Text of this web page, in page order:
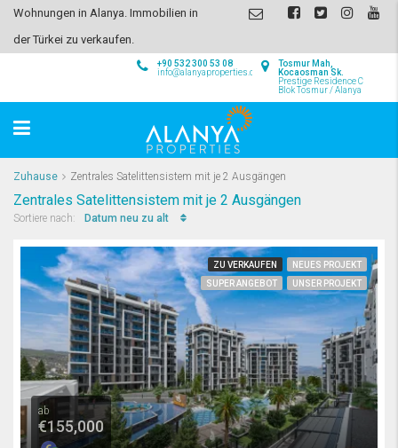
Wohnungen in Alanya. Immobilien in
der Türkei zu verkaufen.
Tosmur Mah,
Kocaosman Sk.
Prestige Residence C
Blok Tosmur / Alanya
+90 532 300 53 08
info@alanyaproperties.com
Zuhause Zentrales Satelittensistem mit je 2 Ausgängen
Zentrales Satelittensistem mit je 2 Ausgängen
Sortiere nach: Datum neu zu alt
ZU VERKAUFEN
NEUES PROJEKT
SUPER ANGEBOT
UNSER PROJEKT
ab
€155,000